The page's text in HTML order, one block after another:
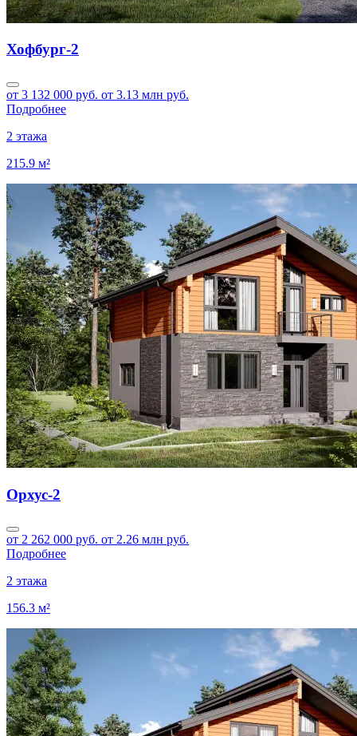
Хофбург-2
от 3 132 000 руб. от 3.13 млн руб.
Подробнее
2 этажа
215.9 м²
Орхус-2
от 2 262 000 руб. от 2.26 млн руб.
Подробнее
2 этажа
156.3 м²